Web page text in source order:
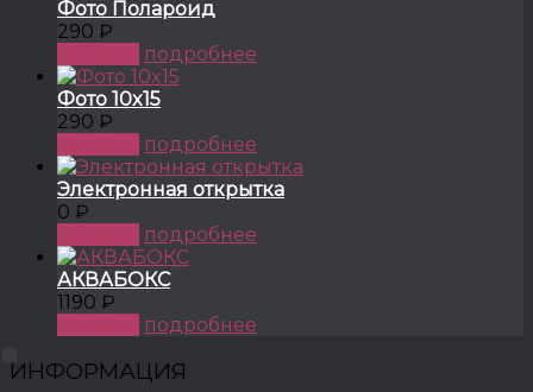
Фото Полароид
290 ₽
подробнее
Фото 10x15
290 ₽
подробнее
Электронная открытка
0 ₽
подробнее
АКВАБОКС
1190 ₽
подробнее
ИНФОРМАЦИЯ